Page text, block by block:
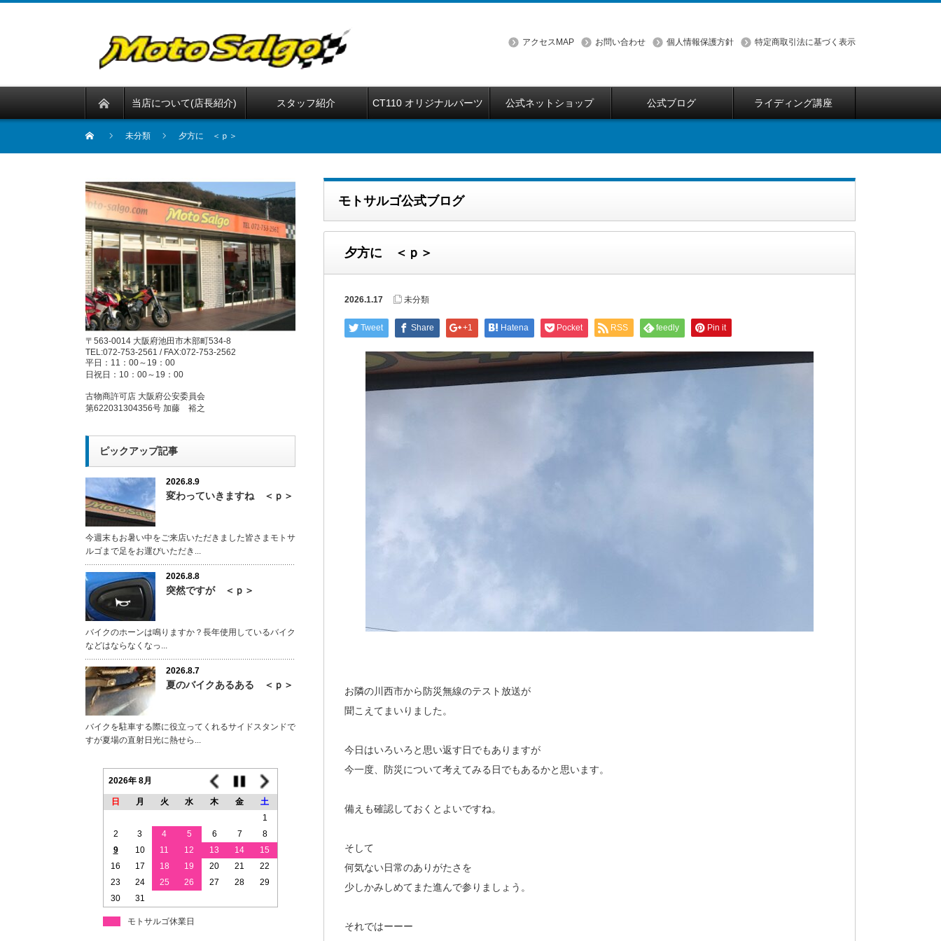
アクセスMAP お問い合わせ 個人情報保護方針 特定商取引法に基づく表示
当店について(店長紹介) スタッフ紹介 CT110 オリジナルパーツ 公式ネットショップ 公式ブログ ライディング講座
未分類 夕方に ＜ｐ＞
モトサルゴ公式ブログ
夕方に ＜ｐ＞
2026.1.17 未分類
Tweet Share +1 Hatena Pocket RSS feedly Pin it
お隣の川西市から防災無線のテスト放送が
聞こえてまいりました。
今日はいろいろと思い返す日でもありますが
今一度、防災について考えてみる日でもあるかと思います。
備えも確認しておくとよいですね。
そして
何気ない日常のありがたさを
少しかみしめてまた進んで参りましょう。
それではーーー
〒563-0014 大阪府池田市木部町534-8
TEL:072-753-2561 / FAX:072-753-2562
平日：11：00～19：00
日祝日：10：00～19：00
古物商許可店 大阪府公安委員会
第622031304356号 加藤 裕之
ピックアップ記事
2026.8.9
変わっていきますね ＜ｐ＞
今週末もお暑い中をご来店いただきました皆さまモトサ
ルゴまで足をお運びいただき...
2026.8.8
突然ですが ＜ｐ＞
バイクのホーンは鳴りますか？長年使用しているバイク
などはならなくなっ...
2026.8.7
夏のバイクあるある ＜ｐ＞
バイクを駐車する際に役立ってくれるサイドスタンドで
すが夏場の直射日光に熱せら...
2026年 8月
日 月 火 水 木 金
土
1
2
3 4 5 6 7
8
9
10 11 12 13 14
15
16
17 18 19 20 21
22
23
24 25 26 27 28
29
30
31
モトサルゴ休業日